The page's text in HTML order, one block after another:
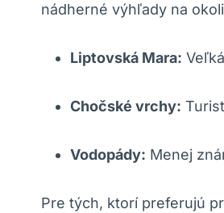
nádherné výhľady na
Liptovská Mara:
Chočské vrchy:
Vodopády: Menej
Pre tých, ktorí preferujú